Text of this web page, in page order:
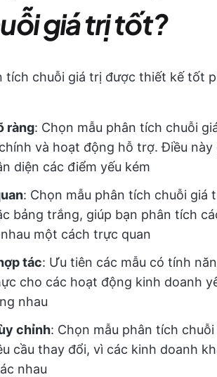
giá trị tốt?
tích chuỗi giá trị được thiết kế tốt
ràng: Chọn mẫu phân tích chuỗi
và hoạt động hỗ trợ. Điều
diện các điểm yếu kém
: Chọn mẫu phân tích chuỗi giá
bảng trắng, giúp bạn phân tích
một cách trực quan
tác: Ưu tiên các mẫu có tính
cho các hoạt động kinh doanh
nhau
chỉnh: Chọn mẫu phân tích
cầu thay đổi, vì các kinh doanh
nhau